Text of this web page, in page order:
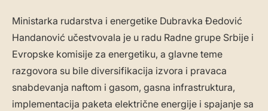
Ministarka rudarstva i energetike Dubravka Đedović
Handanović učestvovala je u radu Radne grupe Srbije i
Evropske komisije za energetiku, a glavne teme
razgovora su bile diversifikacija izvora i pravaca
snabdevanja naftom i gasom, gasna infrastruktura,
implementacija paketa električne energije i spajanje sa